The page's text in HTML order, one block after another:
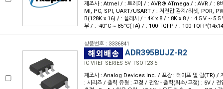
제조사 : Atmel / : 트레이 / : AVR® ATmega / : AVR / : 8
MI, I²C, SPI, UART/USART / : 저전압 감지/리셋, POR,
B(128K x 16) / : 플래시 / : 4K x 8 / : 8K x 8 / : 4.5 V ~
부 / : -40°C ~ 85°C(TA) / : 100-TQFP / : 100-
상품번호 : 3336841
ADR395BUJZ-R2
IC VREF SERIES 5V TSOT23-5
제조사 : Analog Devices Inc. / 포장 : 테이프 및 릴(TR) /
: 시리즈 / 출력 유형 : 고정 / 전압 - 출력(최소/고정) : 5V / 전